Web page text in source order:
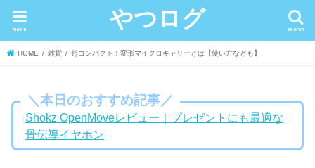
やつログ search
menu
HOME 雑貨 超コンパクト！変形マイクロキャリーとは【使い方なども】
＼本日のおすすめ記事／
Shokz OpenMoveレビュー｜プレゼントにも最適な
骨伝導イヤホン